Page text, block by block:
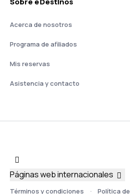
Acerca de nosotros
Programa de afiliados
Mis reservas
Asistencia y contacto
Términos y condiciones Política
Páginas web internacionales